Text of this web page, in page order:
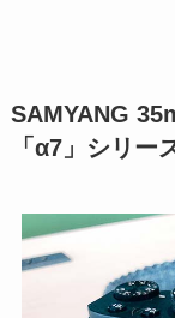
SAMYANG
「α7」シリー